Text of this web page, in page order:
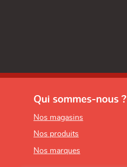
Qui sommes-nous ?
Nos magasins
Nos produits
Nos marques